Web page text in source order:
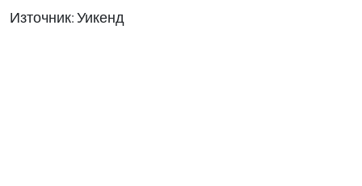
Източник: Уикенд